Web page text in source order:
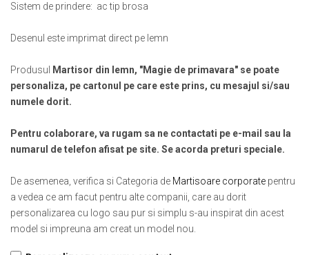
Muzeul National de Istorie a Romaniei
Orase si zone istorice
Brasov
Bucuresti
Cluj Napoca
Iasi
Maramures
Timisoara
Palate si Curti Domnesti
Suport pahare suvenir
Suport pahare suvenir din pluta
Tablou suvenir
Tablouri acuarela
Tablouri gravate
Colectia "Belle Epoque"
Colectia medievala
Colectia Vintage
Sistem de prindere: ac tip brosa
Desenul este imprimat direct pe lemn
Produsul Martisor din lemn, "Magie de primavara" se poate
personaliza, pe cartonul pe care este prins, cu mesajul si/sau
numele dorit.
Pentru colaborare, va rugam sa ne contactati pe e-mail sau la
numarul de telefon afisat pe site. Se acorda preturi speciale.
De asemenea, verifica si Categoria de Martisoare corporate pentru
a vedea ce am facut pentru alte companii, care au dorit
personalizarea cu logo sau pur si simplu s-au inspirat din acest
model si impreuna am creat un model nou.